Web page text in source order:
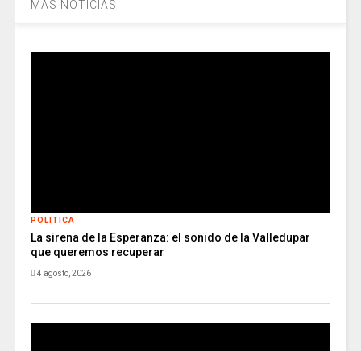
MÁS NOTICIAS
POLITICA
La sirena de la Esperanza: el sonido de la Valledupar
que queremos recuperar
4 agosto, 2026